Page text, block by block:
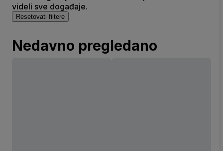
videli sve događaje.
Resetovati filtere
Nedavno pregledano